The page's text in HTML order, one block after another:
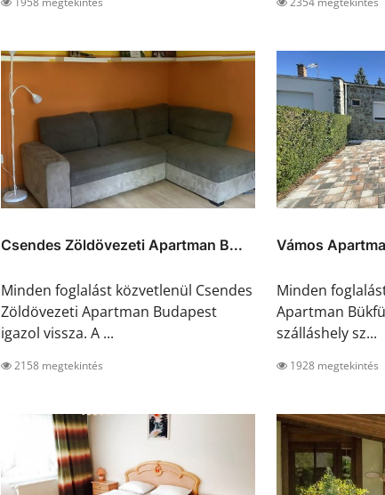
Csendes Zöldövezeti Apartman B...
Minden foglalást közvetlenül Csendes
Zöldövezeti Apartman Budapest
igazol vissza. A ...
2158 megtekintés
Vámos
Minden
Apartman
szálláshely sz...
1928 megtekintés